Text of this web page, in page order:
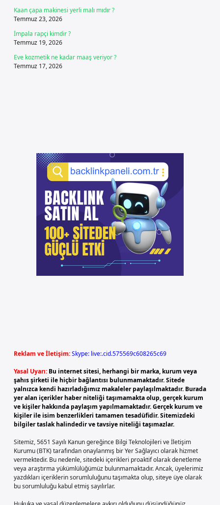
Kaan çapa makinesi yerli malı mıdır ?
Temmuz 23, 2026
İmpala rapçi kimdir ?
Temmuz 19, 2026
Eve kozmetik ne kadar maaş veriyor ?
Temmuz 17, 2026
Reklam ve İletişim:Skype: live:.cid.575569c608265c69
Yasal Uyarı: Bu internet sitesi, herhangi bir marka, kurum veya
şahıs şirketi ile hiçbir bağlantısı bulunmamaktadır. Sitede
yalnızca kendi hazırladığımız makaleler paylaşılmaktadır. Burada
yer alan içerikler haber niteliği taşımamakta olup, gerçek kurum
ve kişiler hakkında paylaşım yapılmamaktadır. Gerçek kurum ve
kişiler ile isim benzerlikleri tamamen tesadüfidir. Sitemizdeki
bilgiler taslak halindedir ve tavsiye niteliği taşımazlar.
Sitemiz, 5651 Sayılı Kanun gereğince Bilgi Teknolojileri ve İletişim
Kurumu (BTK) tarafından onaylanmış bir Yer Sağlayıcı olarak hizmet
vermektedir. Bu nedenle, sitedeki içerikleri proaktif olarak denetleme
veya araştırma yükümlülüğümüz bulunmamaktadır. Ancak, üyelerimiz
yazdıkları içeriklerin sorumluluğunu taşımakta olup, siteye üye olarak
bu sorumluluğu kabul etmiş sayılırlar.